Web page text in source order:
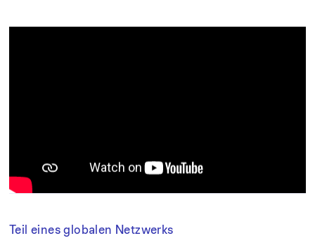
Teil eines globalen Netzwerks